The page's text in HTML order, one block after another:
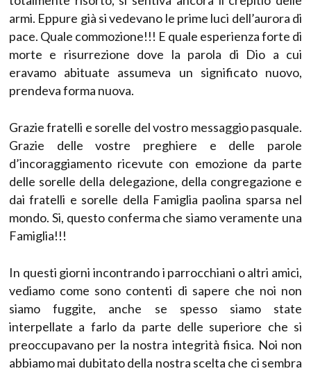
armi. Eppure già si vedevano le prime luci dell’aurora di
pace. Quale commozione!!! E quale esperienza forte di
morte e risurrezione dove la parola di Dio a cui
eravamo abituate assumeva un significato nuovo,
prendeva forma nuova.
Grazie fratelli e sorelle del vostro messaggio pasquale.
Grazie delle vostre preghiere e delle parole
d’incoraggiamento ricevute con emozione da parte
delle sorelle della delegazione, della congregazione e
dai fratelli e sorelle della Famiglia paolina sparsa nel
mondo. Si, questo conferma che siamo veramente una
Famiglia!!!
In questi giorni incontrando i parrocchiani o altri amici,
vediamo come sono contenti di sapere che noi non
siamo fuggite, anche se spesso siamo state
interpellate a farlo da parte delle superiore che si
preoccupavano per la nostra integrità fisica. Noi non
abbiamo mai dubitato della nostra scelta che ci sembra